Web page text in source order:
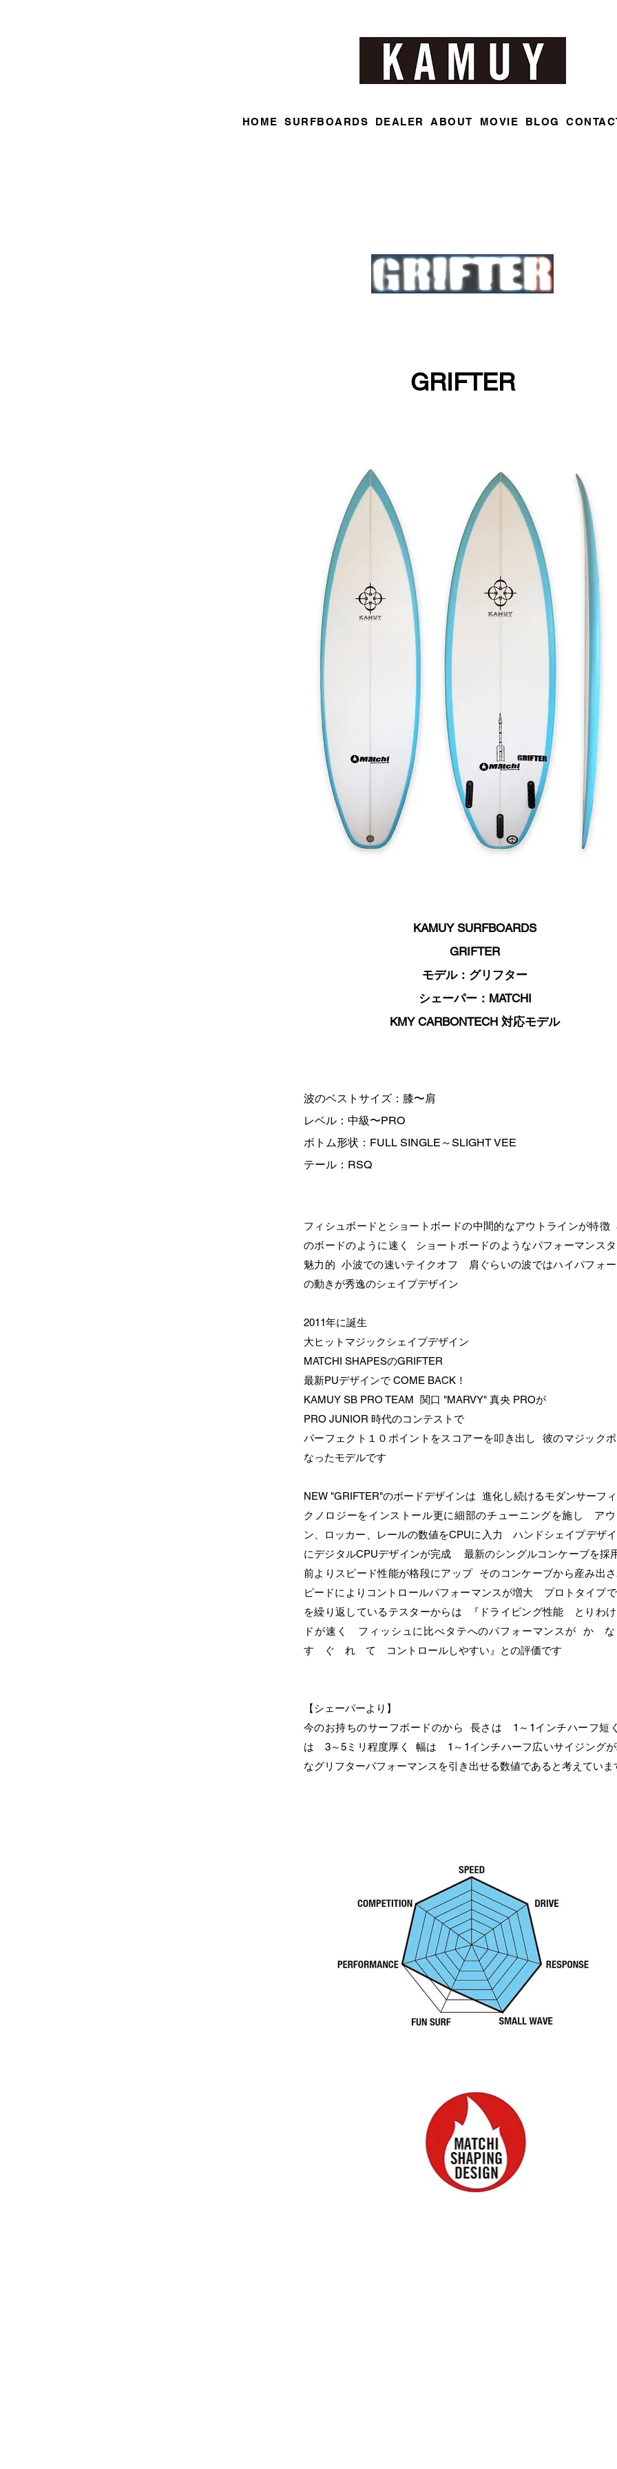
HOME SURFBOARDS DEALER ABOUT MOVIE BLOG
GRIFTER
KAMUY SURFBOARDS
GRIFTER
モデル：グリフター
シェーパー：MATCHI
KMY CARBONTECH 対応モデル
波のベストサイズ：膝〜肩
レベル：中級〜PRO
ボトム形状：FULL SINGLE～SLIGHT VEE
テール：RSQ
フィシュボードとショートボードの中間的なアウトラインが特徴
のボードのように速く ショートボードのようなパフォーマンス
魅力的 小波での速いテイクオフ 肩ぐらいの波ではハイパフォ
の動きが秀逸のシェイプデザイン
2011年に誕生
大ヒットマジックシェイプデザイン
MATCHI SHAPESのGRIFTER
最新PUデザインで COME BACK！
KAMUY SB PRO TEAM 関口 "MARVY" 真央 PROが
PRO JUNIOR 時代のコンテストで
パーフェクト１０ポイントをスコアーを叩き出し 彼のマジック
なったモデルです
NEW "GRIFTER"のボードデザインは 進化し続けるモダンサーフ
クノロジーをインストール更に細部のチューニングを施し ア
ン、ロッカー、レールの数値をCPUに入力 ハンドシェイプデザ
にデジタルCPUデザインが完成 最新のシングルコンケーブを採
前よりスピード性能が格段にアップ そのコンケーブから産み出
ピードによりコントロールパフォーマンスが増大 プロトタイプ
を繰り返しているテスターからは 『ドライビング性能 とりわ
ドが速く フィッシュに比べタテへのパフォーマンスが
す ぐ れ て コントロールしやすい』との評価です
【シェーパーより】
今のお持ちのサーフボードのから 長さは 1～1インチハーフ短
は 3～5ミリ程度厚く 幅は 1～1インチハーフ広いサイジング
なグリフターパフォーマンスを引き出せる数値であると考えていま